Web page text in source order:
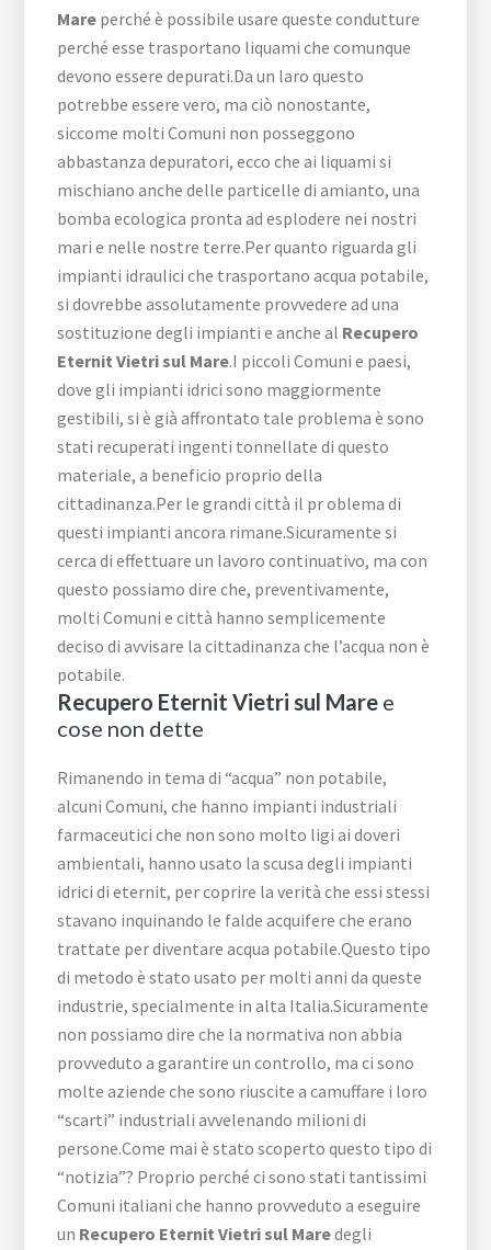
Mare perché è possibile usare queste condutture
perché esse trasportano liquami che comunque
devono essere depurati.Da un laro questo
potrebbe essere vero, ma ciò nonostante,
siccome molti Comuni non posseggono
abbastanza depuratori, ecco che ai liquami si
mischiano anche delle particelle di amianto, una
bomba ecologica pronta ad esplodere nei nostri
mari e nelle nostre terre.Per quanto riguarda gli
impianti idraulici che trasportano acqua potabile,
si dovrebbe assolutamente provvedere ad una
sostituzione degli impianti e anche al Recupero
Eternit Vietri sul Mare.I piccoli Comuni e paesi,
dove gli impianti idrici sono maggiormente
gestibili, si è già affrontato tale problema è sono
stati recuperati ingenti tonnellate di questo
materiale, a beneficio proprio della
cittadinanza.Per le grandi città il pr oblema di
questi impianti ancora rimane.Sicuramente si
cerca di effettuare un lavoro continuativo, ma con
questo possiamo dire che, preventivamente,
molti Comuni e città hanno semplicemente
deciso di avvisare la cittadinanza che l’acqua non è
potabile.
Recupero Eternit Vietri sul Mare e
cose non dette
Rimanendo in tema di “acqua” non potabile,
alcuni Comuni, che hanno impianti industriali
farmaceutici che non sono molto ligi ai doveri
ambientali, hanno usato la scusa degli impianti
idrici di eternit, per coprire la verità che essi stessi
stavano inquinando le falde acquifere che erano
trattate per diventare acqua potabile.Questo tipo
di metodo è stato usato per molti anni da queste
industrie, specialmente in alta Italia.Sicuramente
non possiamo dire che la normativa non abbia
provveduto a garantire un controllo, ma ci sono
molte aziende che sono riuscite a camuffare i loro
“scarti” industriali avvelenando milioni di
persone.Come mai è stato scoperto questo tipo di
“notizia”? Proprio perché ci sono stati tantissimi
Comuni italiani che hanno provveduto a eseguire
un Recupero Eternit Vietri sul Maredegli